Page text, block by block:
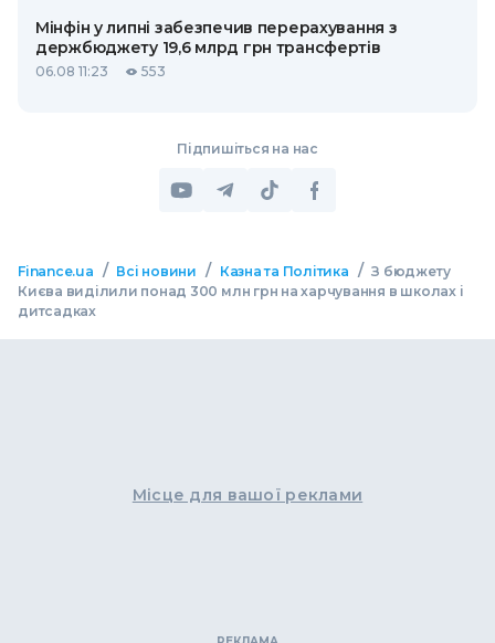
Мінфін у липні забезпечив перерахування з
держбюджету 19,6 млрд грн трансфертів
06.08 11:23 553
Підпишіться на нас
Finance.ua / Всі новини / Казна та Політика / З бюджету
Києва виділили понад 300 млн грн на харчування в школах і
дитсадках
Місце для вашої реклами